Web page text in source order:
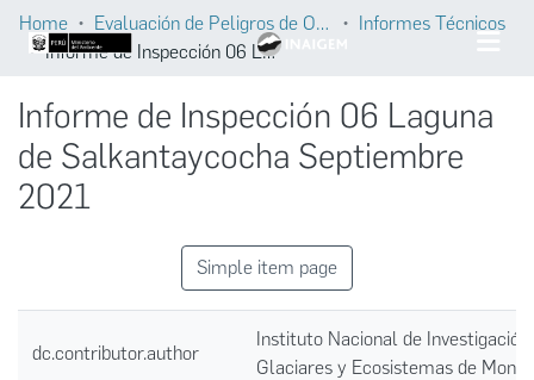
Home Evaluación de Peligros de Origen Glaciar
Informes Técnicos
Informe de Inspección 06 Laguna de Salkantaycocha Septiembre 2021
Informe de Inspección 06 Laguna
de Salkantaycocha Septiembre
2021
Simple item page
dc.contributor.author
Instituto Nacional de Investigación
Glaciares y Ecosistemas de